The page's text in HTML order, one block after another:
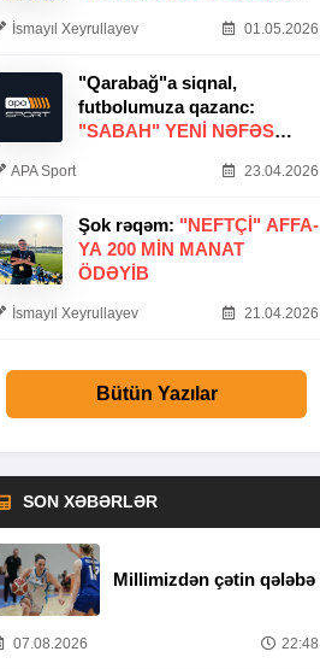
İsmayıl Xeyrullayev 01.05.2026
"Qarabağ"a siqnal,
futbolumuza qazanc:
"SABAH" YENI NƏFƏS
APA Sport 23.04.2026
Şok rəqəm: "NEFTÇI" AFFA-
YA 200 MIN MANAT
ÖDƏYIB
İsmayıl Xeyrullayev 21.04.2026
Bütün Yazılar
SON XƏBƏRLƏR
Millimizdən çətin qələbə
07.08.2026 22:48